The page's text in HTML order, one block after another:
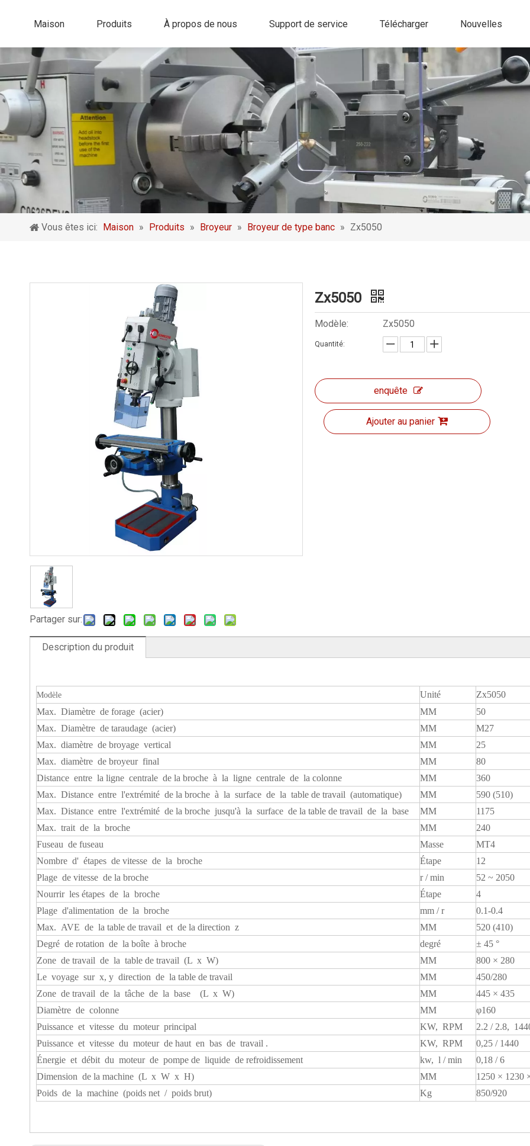
Maison Produits À propos de nous Support de service Télécharger Nouvelles
Vous êtes ici: Maison » Produits » Broyeur » Broyeur de type banc » Zx5050
Partager sur:
Zx5050
Modèle: Zx5050
Quantité:
enquête
Ajouter au panier
Description du produit
Modèle Unité
Zx5050
Max. Diamètre de forage (acier)
MM
50
Max. Diamètre de taraudage (acier)
MM
M27
Max. diamètre de broyage vertical
MM
25
Max. diamètre de broyeur final
MM
80
Distance entre la ligne centrale de la broche à la ligne centrale de la colonne
MM
360
Max. Distance entre l'extrémité de la broche à la surface de la table de travail (automatique)
MM
590 (510)
Max. Distance entre l'extrémité de la broche jusqu'à la surface de la table de travail de la base
MM
1175
Max. trait de la broche
MM
240
Fuseau de fuseau
Masse
MT4
Nombre d' étapes de vitesse de la broche
Étape
12
Plage de vitesse de la broche
r / min
52 ~ 2050
Nourrir les étapes de la broche
Étape
4
Plage d'alimentation de la broche
mm / r
0.1-0.4
Max. AVE de la table de travail et de la direction z
MM
520 (410)
Degré de rotation de la boîte à broche
degré
± 45 °
Zone de travail de la table de travail (L x W)
MM
800 × 280
Le voyage sur x, y direction de la table de travail
MM
450/280
Zone de travail de la tâche de la base (L x W)
MM
445 × 435
Diamètre de colonne
MM
φ160
Puissance et vitesse du moteur principal ​
KW, RPM
2.2 / 2.8,
Puissance et vitesse du moteur de haut en bas de travail .
KW, RPM
0,25 / 1440
Énergie et débit du moteur de pompe de liquide de refroidissement
kw, l / min
0,18 / 6
Dimension de la machine (L x W x H)
MM
1250 × 1230
Poids de la machine (poids net / poids brut)
Kg 850/920